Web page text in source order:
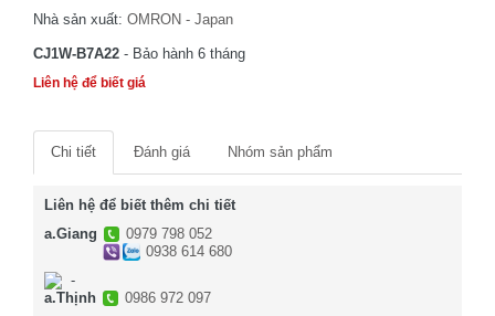
Nhà sản xuất: OMRON - Japan
CJ1W-B7A22 - Bảo hành 6 tháng
Liên hệ để biết giá
Chi tiết Đánh giá Nhóm sản phẩm
Liên hệ để biết thêm chi tiết
a.Giang
0979 798 052
0938 614 680
-
a.Thịnh
0986 972 097